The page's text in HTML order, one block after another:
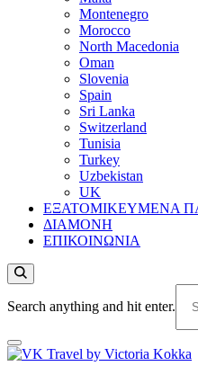
Montenegro
Morocco
North Macedonia
Oman
Slovenia
Spain
Sri Lanka
Switzerland
Tunisia
Turkey
Uzbekistan
UK
ΕΞΑΤΟΜΙΚΕΥΜΕΝΑ
ΔΙΑΜΟΝΗ
ΕΠΙΚΟΙΝΩΝΙΑ
for
Search anything and hit enter.